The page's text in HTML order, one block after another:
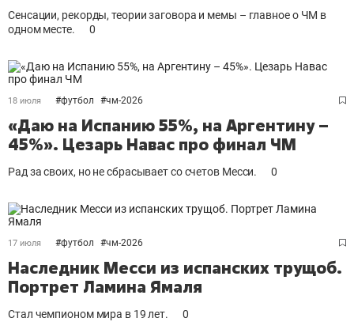
Сенсации, рекорды, теории заговора и мемы – главное о ЧМ в
одном месте.
0
18 июля #футбол #чм-2026
«Даю на Испанию 55%, на Аргентину –
45%». Цезарь Навас про финал ЧМ
Рад за своих, но не сбрасывает со счетов Месси. 0
17 июля #футбол #чм-2026
Наследник Месси из испанских трущоб.
Портрет Ламина Ямаля
Стал чемпионом мира в 19 лет. 0